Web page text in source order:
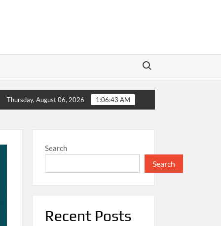
Search for:
Ketimpangan Konsumsi dalam Mendorong Kesejahteraan
Thursday, August 06, 2026 1:06:45 AM
Search
Search
Recent Posts